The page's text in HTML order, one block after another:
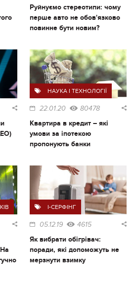
Руйнуємо стереотипи: чому
перше авто не обов'язково
повинне бути новим?
НАУКА І ТЕХНОЛОГІЇ
22.01.20 80478
Квартира в кредит – які
умови за іпотекою
пропонують банки
I-СЕРФІНГ
05.12.19 4615
Як вибрати обігрівач:
поради, які допоможуть не
мерзнути взимку